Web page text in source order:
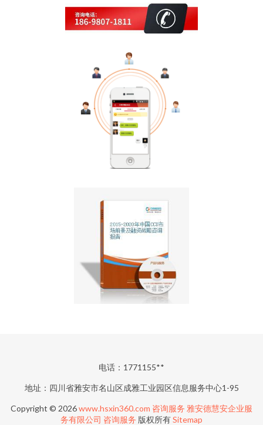
电话：1771155**
地址：四川省雅安市名山区成雅工业园区信息服务中心1-95
Copyright © 2026www.hsxin360.com 咨询服务 雅安德慧安企业服
务有限公司 咨询服务 版权所有Sitemap